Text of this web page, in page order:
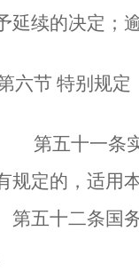
延续的决定；
六节 特别规定
第五十一条实
规定的，适用
五十二条国务